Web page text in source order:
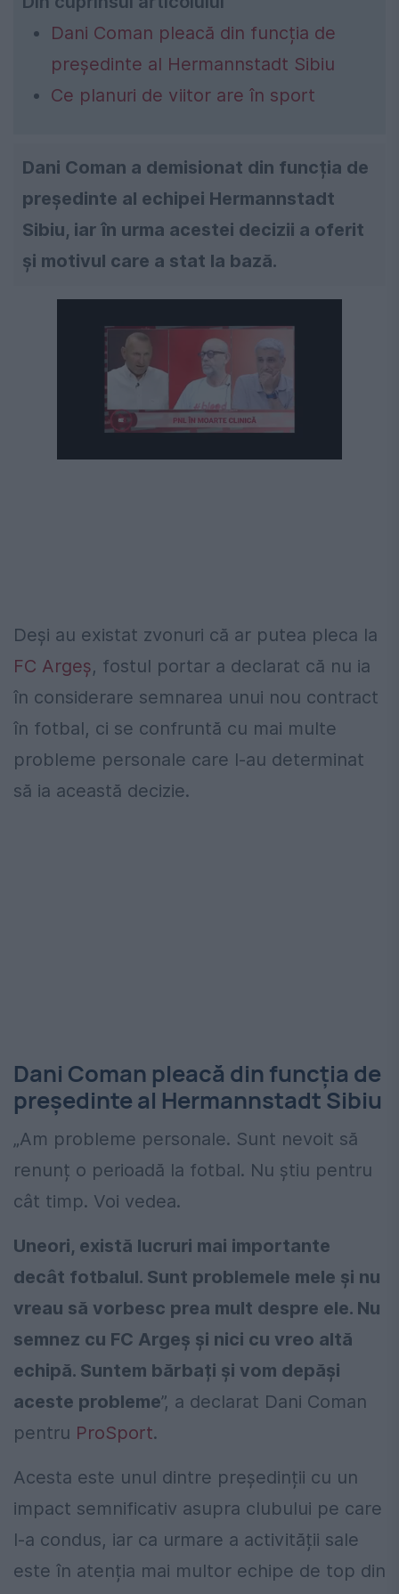
Dani Coman pleacă din funcția de
președinte al Hermannstadt Sibiu
Ce planuri de viitor are în sport
Dani Coman a demisionat din funcția de
președinte al echipei Hermannstadt
Sibiu, iar în urma acestei decizii a oferit
și motivul care a stat la bază.
Deși au existat zvonuri că ar putea pleca la
FC Argeș, fostul portar a declarat că nu ia
în considerare semnarea unui nou contract
în fotbal, ci se confruntă cu mai multe
probleme personale care l-au determinat
să ia această decizie.
Dani Coman pleacă din funcția de
președinte al Hermannstadt Sibiu
„Am probleme personale. Sunt nevoit să
renunț o perioadă la fotbal. Nu ştiu pentru
cât timp. Voi vedea.
Uneori, există lucruri mai importante
decât fotbalul. Sunt problemele mele şi nu
vreau să vorbesc prea mult despre ele. Nu
semnez cu FC Argeş şi nici cu vreo altă
echipă. Suntem bărbați şi vom depăşi
aceste probleme”, a declarat Dani Coman
pentru ProSport.
Acesta este unul dintre președinții cu un
impact semnificativ asupra clubului pe care
l-a condus, iar ca urmare a activității sale
este în atenția mai multor echipe de top din